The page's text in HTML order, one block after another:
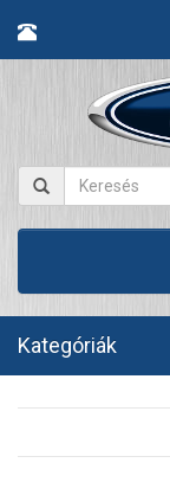
Kategóriák